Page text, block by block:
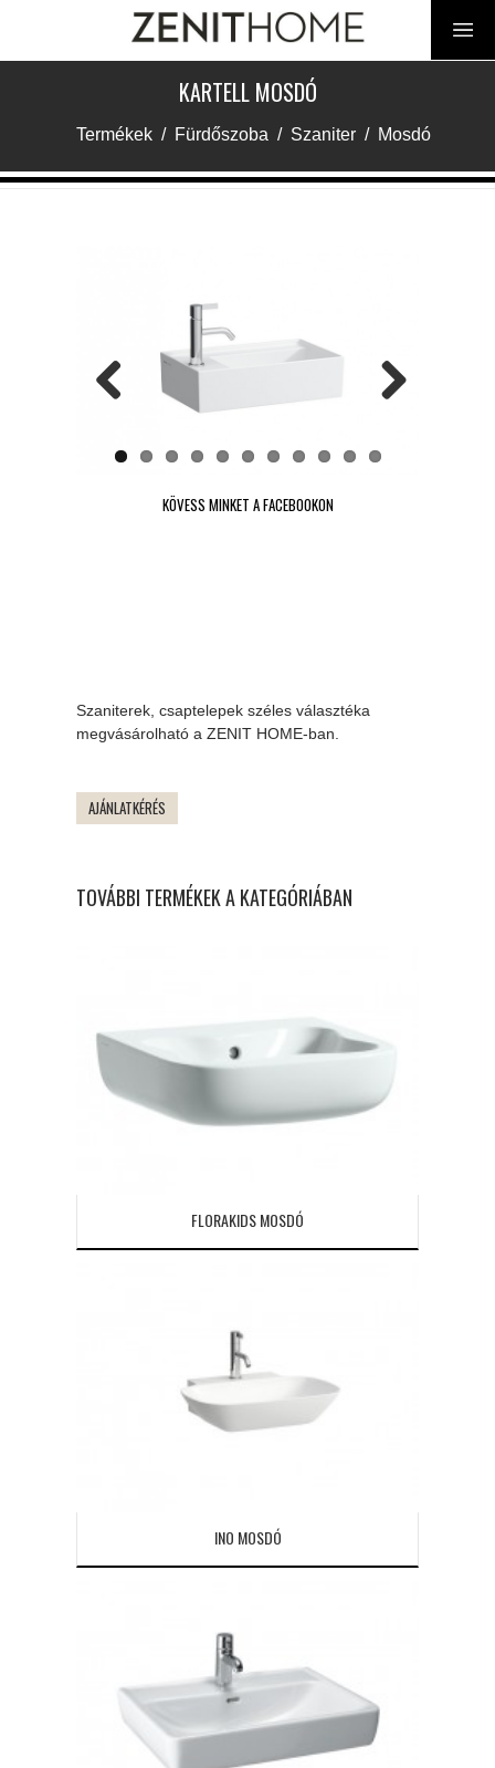
KARTELL MOSDÓ
Termékek / Fürdőszoba / Szaniter / Mosdó
KÖVESS MINKET A FACEBOOKON
Szaniterek, csaptelepek széles választéka
megvásárolható a ZENIT HOME-ban.
AJÁNLATKÉRÉS
TOVÁBBI TERMÉKEK A KATEGÓRIÁBAN
FLORAKIDS MOSDÓ
INO MOSDÓ